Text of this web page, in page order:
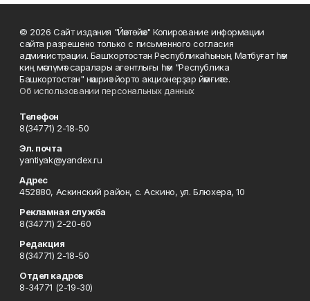
© 2026 Сайт издания "Йәнтөйәк" Копирование информации
сайта разрешено только с письменного согласия
администрации. Башҡортостан Республикаһының Матбуғат һәм
киң мәғлүмәт саралары агентлығы һәм "Республика
Башкортостан" нәшриәт йорто акционерҙар йәмғиәте.
Об использовании персональных данных
Телефон
8(34771) 2-18-50
Эл. почта
yantiyak@yandex.ru
Адрес
452880, Аскинский район, с. Аскино, ул. Блюхера, 10
Рекламная служба
8(34771) 2-20-60
Редакция
8(34771) 2-18-50
Отдел кадров
8-34771 (2-19-30)